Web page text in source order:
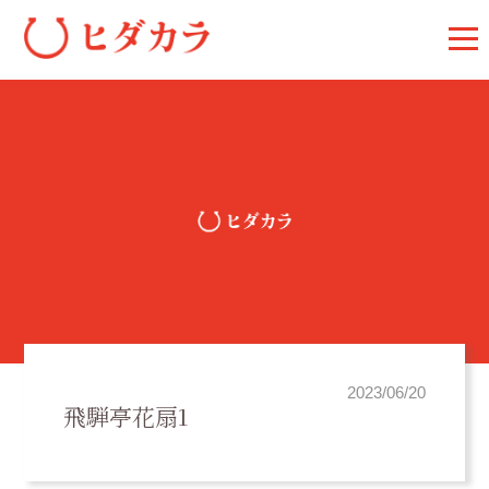
2023/06/20
飛騨亭花扇1